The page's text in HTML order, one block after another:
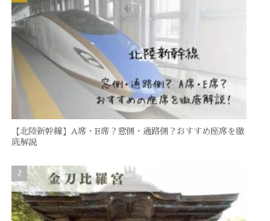
【北陸新幹線】A席・E席？窓側・通路側？おすすめ座席を徹
底解説